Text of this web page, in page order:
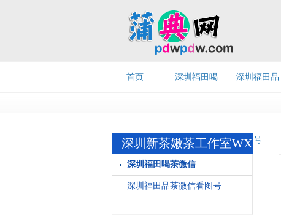
首页 深圳福田喝 深圳福田品
号
深圳新茶嫩茶工作室WX
深圳福田喝茶微信
深圳福田品茶微信看图号